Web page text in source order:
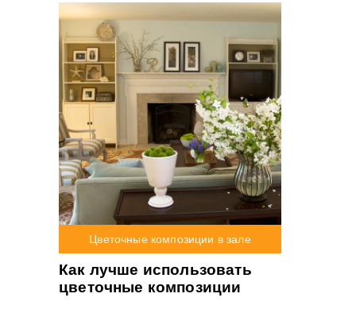
Цветочные композиции в зале
Как лучше использовать
цветочные композиции